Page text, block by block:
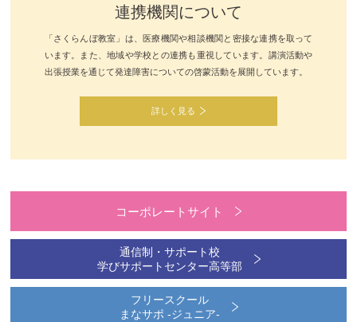
連携機関について
「さくらんぼ教室」は、医療機関や相談機関と密接な連携を取って
います。また、地域や学校との連携も重視しています。講演活動や
出張授業を通じて発達障害についての啓蒙活動を展開しています。
詳しく見る
コーポレートサイト
通信制・サポート校
学びサポートセンター高等部
フリースクール
まなサポ -ジュニア-